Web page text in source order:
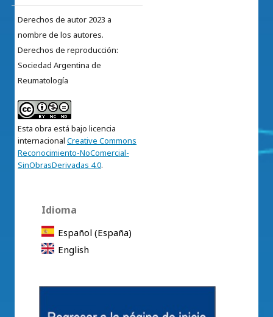
Derechos de autor 2023 a
nombre de los autores.
Derechos de reproducción:
Sociedad Argentina de
Reumatología
Esta obra está bajo licencia
internacional Creative Commons
Reconocimiento-NoComercial-
SinObrasDerivadas 4.0.
Idioma
Español (España)
English